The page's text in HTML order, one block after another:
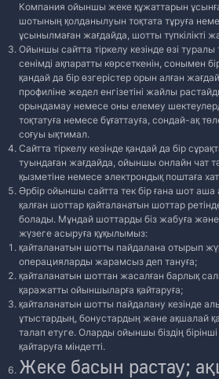
Компания ойыншы жеке құжаттарын
шотының қолданылуын тоқтата тұруға
ұсынылмаған жағдайда, шотты түпкілікті
Ойыншы сайтта тіркелу кезінде өзі
сенімді ақпаратты көрсеткенін, сонымен
қандай да бір өзгерістер орын алған
профиліне жедел енгізетіні жайлы
орындамау немесе оны елемеу
тоқтатуға немесе бұғаттауға, сондай-ақ
соғуы ықтимал.
Сайтта тіркелу кезінде қандай да бір
туындаған жағдайда, ойыншы онлайн чат
қызметіне немесе электрондық поштаға
Әрбір ойыншы сайтта тек бір ғана шот
қалған шоттар қайталанатын шоттар
болады. Мұндай шоттарды біз жабуға және
жүзеге асыруға құқылымыз:
қайталанатын шотты пайдалана отырып
операцияларды жарамсыз деп тануға;
қайталанатын шоттан жасалған барлық
қаражатты ойыншыларға қайтаруға;
қайталанатын шотты пайдалану кезінде
ұтыстардың, бонустардың және ақшалай
талап етуге. Оларды ойыншы біздің
қайтаруға міндетті.
Жеке басын растау;